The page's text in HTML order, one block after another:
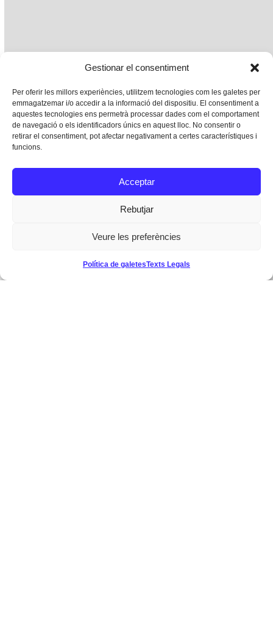
Gestionar el consentiment
Per oferir les millors experiències, utilitzem tecnologies com les galetes per
emmagatzemar i/o accedir a la informació del dispositiu. El consentiment a
aquestes tecnologies ens permetrà processar dades com el comportament
de navegació o els identificadors únics en aquest lloc. No consentir o
retirar el consentiment, pot afectar negativament a certes característiques i
funcions.
Acceptar
Rebutjar
Veure les preferències
Política de galetesTexts Legals